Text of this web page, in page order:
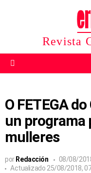
Revista
O FETEGA
un programa
mulleres
por Redacción
08/08/
Actualizado 25/08/2018,